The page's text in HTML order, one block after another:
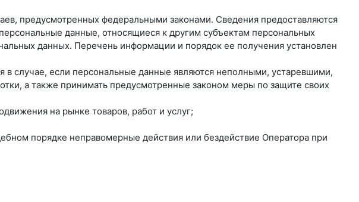
предусмотренных федеральными законами. Сведения предоставляются
данные, относящиеся к другим субъектам персональных
данных. Перечень информации и порядок ее получения установлен
в случае, если персональные данные являются неполными, устаревшими,
а также принимать предусмотренные законом меры по защите своих
на рынке товаров, работ и услуг;
порядке неправомерные действия или бездействие Оператора при